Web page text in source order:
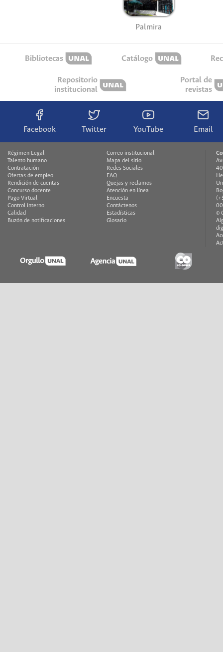
Palmira
Bibliotecas Catálogo
Repositorio
institucional
Portal de
revistas
Facebook Twitter YouTube Email
Régimen Legal
Talento humano
Contratación
Ofertas de empleo
Rendición de cuentas
Concurso docente
Pago Virtual
Control interno
Calidad
Buzón de notificaciones
Correo institucional
Mapa del sitio
Redes Sociales
FAQ
Quejas y reclamos
Atención en línea
Encuesta
Contáctenos
Estadísticas
Glosario
©